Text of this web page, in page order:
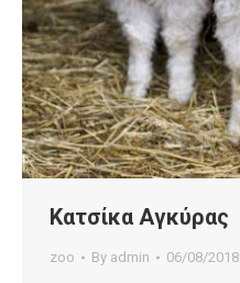
Κατσίκα Αγκύρας
zoo By admin 06/08/2018